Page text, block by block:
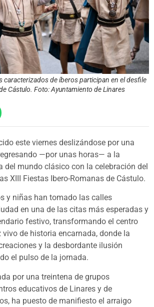
caracterizados de íberos participan en el desfile
Cástulo. Foto: Ayuntamiento de Linares
este viernes deslizándose por una
—por unas horas— a la
del mundo clásico con la celebración del
XIII Fiestas Ibero-Romanas de Cástulo.
y niñas han tomado las calles
en una de las citas más esperadas y
festivo, transformando el centro
de historia encarnada, donde la
y la desbordante ilusión
el pulso de la jornada.
por una treintena de grupos
educativos de Linares y de
ha puesto de manifiesto el arraigo